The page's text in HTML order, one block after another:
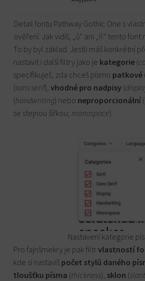
Detail fontu Pathway Gothic One s
ověření. Jak vidíš, „ů“ ani „ň“ tento
To by byl základ. Jestli máš konkrétní
nastavit i další filtry jako je kategorie (
specifikuješ, zda chceš písmo patkové
(sans serif),vhodné pro nadpisy (
(handwriting) nebo neproporcionální
se stejnou šířkou; monospace).
Nastavení kategorie
Pro fajnšmekry je pak filtrvlastností
kde si nastavíš počet stylů daného
tloušťku písma (thickness), sklon (